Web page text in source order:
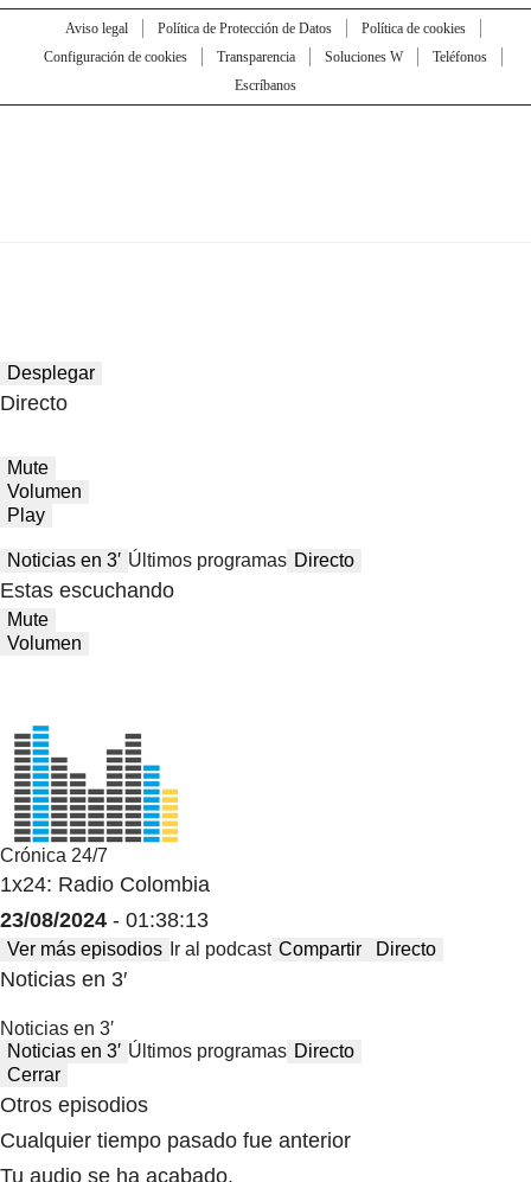
Aviso legal Política de Protección de Datos
Política de cookies
Configuración de cookies
Transparencia Soluciones W
Teléfonos
Escríbanos
Desplegar
Directo
Mute
Volumen
Play
Noticias en 3′ Últimos programas Directo
Estas escuchando
Mute
Volumen
Crónica 24/7
1x24: Radio Colombia
23/08/2024 - 01:38:13
Ver más episodios Ir al podcast Compartir Directo
Noticias en 3′
Noticias en 3′
Noticias en 3′ Últimos programas Directo
Cerrar
Otros episodios
Cualquier tiempo pasado fue anterior
Tu audio se ha acabado.